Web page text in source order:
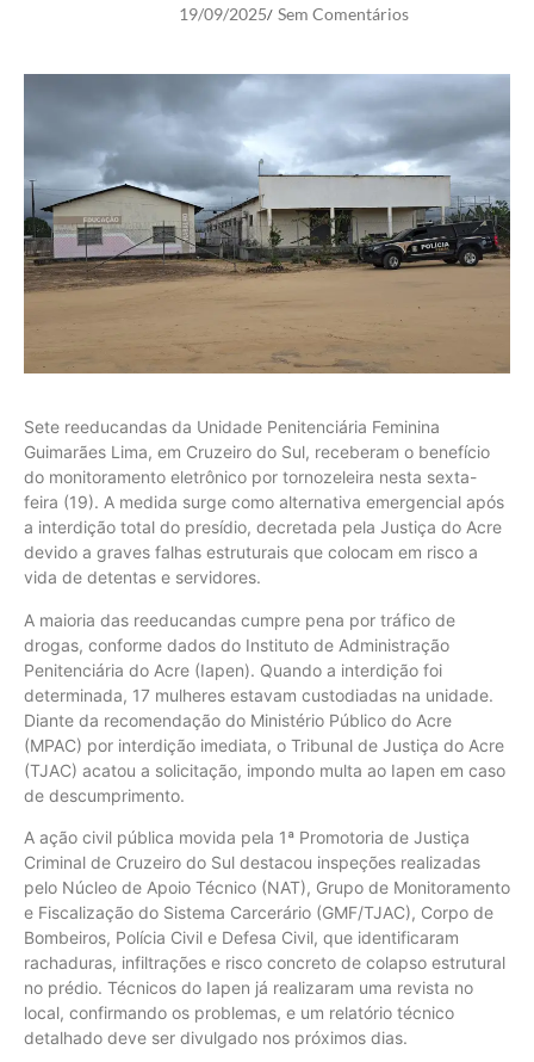
19/09/2025/ Sem Comentários
Sete reeducandas da Unidade Penitenciária Feminina
Guimarães Lima, em Cruzeiro do Sul, receberam o benefício
do monitoramento eletrônico por tornozeleira nesta sexta-
feira (19). A medida surge como alternativa emergencial após
a interdição total do presídio, decretada pela Justiça do Acre
devido a graves falhas estruturais que colocam em risco a
vida de detentas e servidores.
A maioria das reeducandas cumpre pena por tráfico de
drogas, conforme dados do Instituto de Administração
Penitenciária do Acre (Iapen). Quando a interdição foi
determinada, 17 mulheres estavam custodiadas na unidade.
Diante da recomendação do Ministério Público do Acre
(MPAC) por interdição imediata, o Tribunal de Justiça do Acre
(TJAC) acatou a solicitação, impondo multa ao Iapen em caso
de descumprimento.
A ação civil pública movida pela 1ª Promotoria de Justiça
Criminal de Cruzeiro do Sul destacou inspeções realizadas
pelo Núcleo de Apoio Técnico (NAT), Grupo de Monitoramento
e Fiscalização do Sistema Carcerário (GMF/TJAC), Corpo de
Bombeiros, Polícia Civil e Defesa Civil, que identificaram
rachaduras, infiltrações e risco concreto de colapso estrutural
no prédio. Técnicos do Iapen já realizaram uma revista no
local, confirmando os problemas, e um relatório técnico
detalhado deve ser divulgado nos próximos dias.